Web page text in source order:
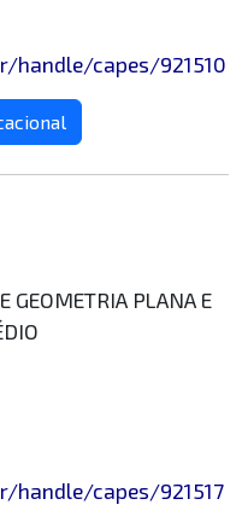
handle/capes/921510
GEOMETRIA PLANA E
handle/capes/921517